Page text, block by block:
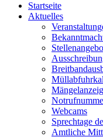
Startseite
Aktuelles
Webcams
Sprechtage
Amtliche